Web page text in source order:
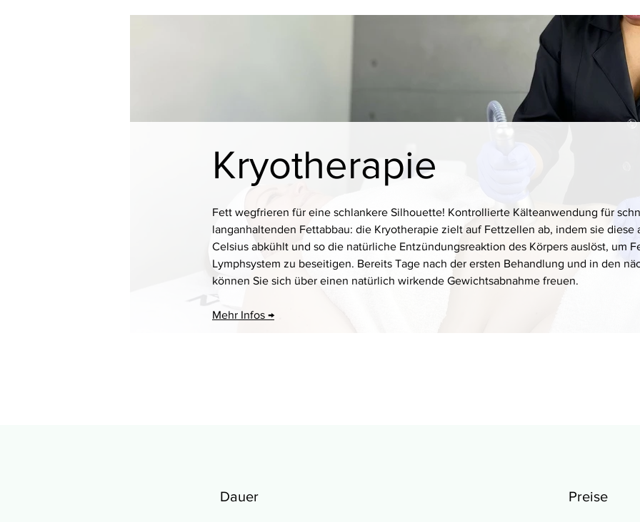
Kryotherapie
Fett wegfrieren für eine schlankere Silhouette! Kontrollierte Kälteanwendung für
langanhaltenden Fettabbau: die Kryotherapie zielt auf Fettzellen ab, indem sie diese
Celsius abkühlt und so die natürliche Entzündungsreaktion des Körpers auslöst, um
Lymphsystem zu beseitigen. Bereits Tage nach der ersten Behandlung und in den
können Sie sich über einen natürlich wirkende Gewichtsabnahme freuen.
Mehr Infos →
Dauer Preise